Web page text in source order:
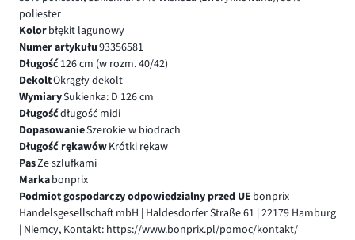
poliester
Kolorbłękit lagunowy
Numer artykułu93356581
Długość126 cm (w rozm. 40/42)
DekoltOkrągły dekolt
WymiarySukienka: D 126 cm
Długośćdługość midi
DopasowanieSzerokie w biodrach
Długość rękawówKrótki rękaw
PasZe szlufkami
Markabonprix
Podmiot gospodarczy odpowiedzialny przed UE bonprix
Handelsgesellschaft mbH | Haldesdorfer Straße 61 | 22179 Hamburg
| Niemcy, Kontakt: https://www.bonprix.pl/pomoc/kontakt/